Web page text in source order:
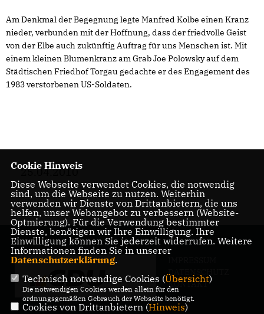
Am Denkmal der Begegnung legte Manfred Kolbe einen Kranz
nieder, verbunden mit der Hoffnung, dass der friedvolle Geist
von der Elbe auch zukünftig Auftrag für uns Menschen ist. Mit
einem kleinen Blumenkranz am Grab Joe Polowsky auf dem
Städtischen Friedhof Torgau gedachte er des Engagement des
1983 verstorbenen US-Soldaten.
25.04.2010
DATENSCHUTZ
KONTAKT
Cookie Hinweis
Diese Webseite verwendet Cookies, die notwendig
sind, um die Webseite zu nutzen. Weiterhin
verwenden wir Dienste von Drittanbietern, die uns
helfen, unser Webangebot zu verbessern (Website-
Optmierung). Für die Verwendung bestimmter
Dienste, benötigen wir Ihre Einwilligung. Ihre
Einwilligung können Sie jederzeit widerrufen. Weitere
Informationen finden Sie in unserer
Datenschutzerklärung.
Technisch notwendige Cookies (Übersicht)
Die notwendigen Cookies werden allein für den
ordnungsgemäßen Gebrauch der Webseite benötigt.
Cookies von Drittanbietern (Hinweis)